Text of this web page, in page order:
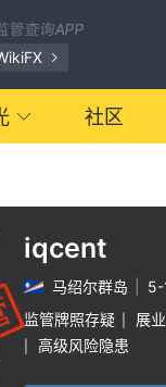
管查询APP
社区
iqcent
马绍尔群岛
5-
监管牌照存疑
展
高级风险隐患